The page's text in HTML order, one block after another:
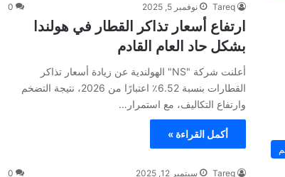
Tareq نوفمبر 5, 2025 0
ارتفاع أسعار تذاكر القطار في هولندا
بشكل حاد العام القادم
أعلنت شركة "NS" الهولندية عن زيادة أسعار تذاكر
القطارات بنسبة 6.52٪ اعتبارًا من 2026، نتيجة التضخم
وارتفاع التكاليف، مع استمرار…
أكمل القراءة »
Tareq سبتمبر 12, 2025 0